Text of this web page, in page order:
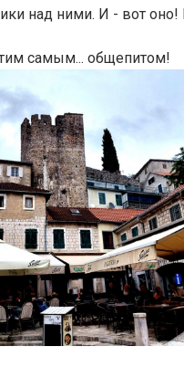
над ними. И - вот
самым... общепитом!